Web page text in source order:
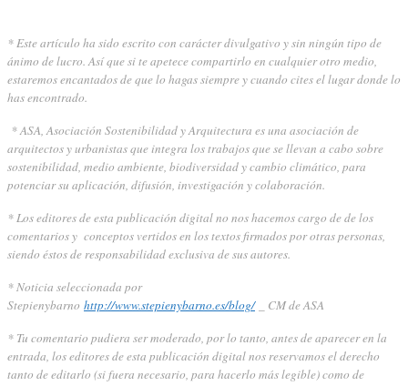
* Este artículo ha sido escrito con carácter divulgativo y sin ningún tipo de
ánimo de lucro. Así que si te apetece compartirlo en cualquier otro medio,
estaremos encantados de que lo hagas siempre y cuando cites el lugar donde lo
has encontrado.
* ASA, Asociación Sostenibilidad y Arquitectura es una asociación de
arquitectos y urbanistas que integra los trabajos que se llevan a cabo sobre
sostenibilidad, medio ambiente, biodiversidad y cambio climático, para
potenciar su aplicación, difusión, investigación y colaboración.
* Los editores de esta publicación digital no nos hacemos cargo de de los
comentarios y conceptos vertidos en los textos firmados por otras personas,
siendo éstos de responsabilidad exclusiva de sus autores.
* Noticia seleccionada por
Stepienybarno http://www.stepienybarno.es/blog/_ CM de ASA
* Tu comentario pudiera ser moderado, por lo tanto, antes de aparecer en la
entrada, los editores de esta publicación digital nos reservamos el derecho
tanto de editarlo (si fuera necesario, para hacerlo más legible) como de